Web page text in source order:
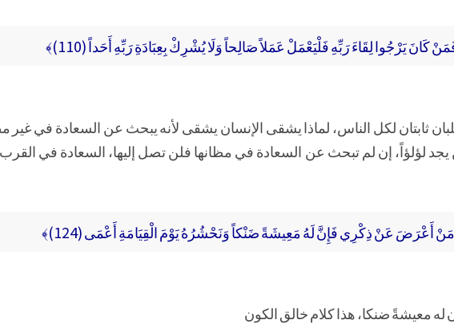
كَانَ يَرْجُوا لِقَاءَ رَبِّهِ فَلْيَعْمَلْ عَمَلاً صَالِحاً وَلَا يُشْرِكْ بِعِبَادَةِ رَبِّهِ أَحَداً (110)﴾
ثابتان لكل الناس، لماذا يشقى الإنسان يشقى لأنه يبحث عن السعادة في
لؤلؤاً، إن لم تبحث عن السعادة في مظانها فلن تصل إليها، السعادة في القرب
أَعْرَضَ عَنْ ذِكْرِي فَإِنَّ لَهُ مَعِيشَةً ضَنْكاً وَنَحْشُرُهُ يَوْمَ الْقِيَامَةِ أَعْمَى (124)﴾
معيشةً ضنكا، هذا كلام خالق الكون